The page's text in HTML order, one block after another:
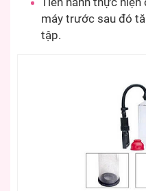
Tiến hành thực
máy trước sau đó
tập.